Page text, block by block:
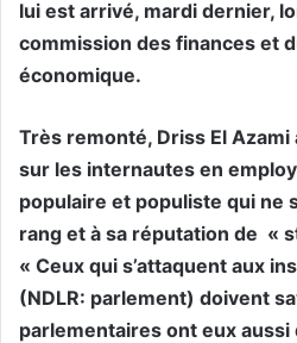
lui est arrivé, mardi dernier,
commission des finances et
économique.
Très remonté, Driss El
sur les internautes en
populaire et populiste qui ne
rang et à sa réputation de «
« Ceux qui s’attaquent aux
(NDLR: parlement) doivent
parlementaires ont eux